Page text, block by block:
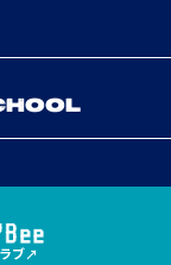
ブ